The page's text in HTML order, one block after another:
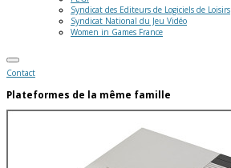
Syndicat des Editeurs de Logiciels de Loisirs
Syndicat National du Jeu Vidéo
Women in Games France
Contact
Plateformes de la même famille